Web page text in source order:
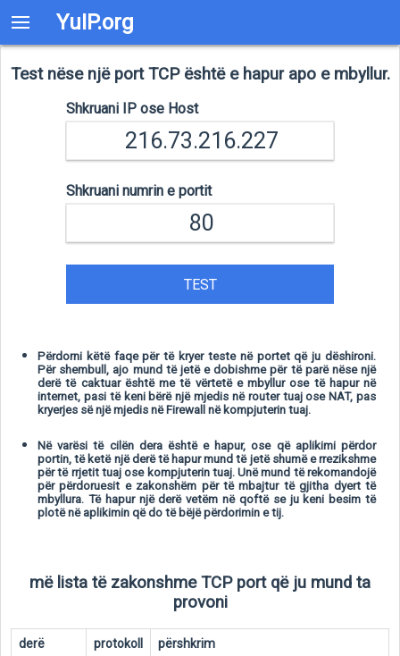
YuIP.org
Test nëse një port TCP është e hapur apo e mbyllur.
Shkruani IP ose Host
Shkruani numrin e portit
TEST
Përdorni këtë faqe për të kryer teste në portet që ju dëshironi.
Për shembull, ajo mund të jetë e dobishme për të parë nëse një
derë të caktuar është me të vërtetë e mbyllur ose të hapur në
internet, pasi të keni bërë një mjedis në router tuaj ose NAT, pas
kryerjes së një mjedis në Firewall në kompjuterin tuaj.
Në varësi të cilën dera është e hapur, ose që aplikimi përdor
portin, të ketë një derë të hapur mund të jetë shumë e rrezikshme
për të rrjetit tuaj ose kompjuterin tuaj. Unë mund të rekomandojë
për përdoruesit e zakonshëm për të mbajtur të gjitha dyert të
mbyllura. Të hapur një derë vetëm në qoftë se ju keni besim të
plotë në aplikimin që do të bëjë përdorimin e tij.
më lista të zakonshme TCP port që ju mund ta
provoni
derë protokoll përshkrim